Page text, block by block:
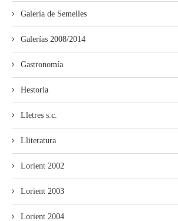
Galería de Semelles
Galerías 2008/2014
Gastronomía
Hestoria
Lletres s.c.
Lliteratura
Lorient 2002
Lorient 2003
Lorient 2004